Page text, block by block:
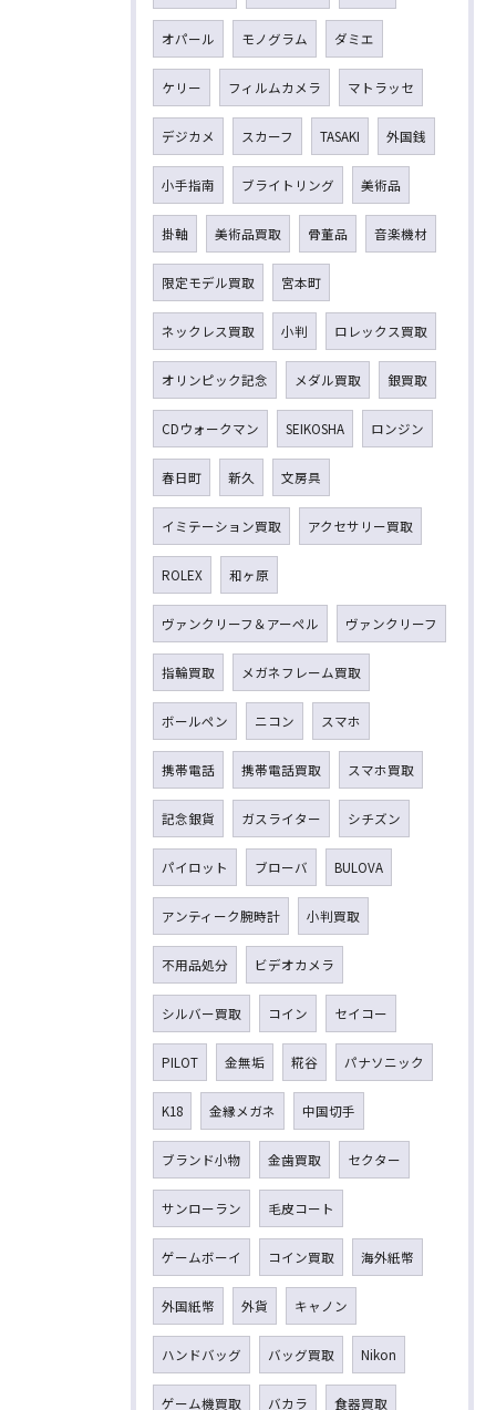
オパール モノグラム ダミエ
ケリー フィルムカメラ マトラッセ
デジカメ スカーフ TASAKI 外国銭
小手指南 ブライトリング 美術品
掛軸 美術品買取 骨董品 音楽機材
限定モデル買取 宮本町
ネックレス買取 小判 ロレックス買取
オリンピック記念 メダル買取 銀買取
CDウォークマン SEIKOSHA ロンジン
春日町 新久 文房具
イミテーション買取 アクセサリー買取
ROLEX 和ヶ原
ヴァンクリーフ＆アーペル ヴァンクリーフ
指輪買取 メガネフレーム買取
ボールペン ニコン スマホ
携帯電話 携帯電話買取 スマホ買取
記念銀貨 ガスライター シチズン
パイロット ブローバ BULOVA
アンティーク腕時計 小判買取
不用品処分 ビデオカメラ
シルバー買取 コイン セイコー
PILOT 金無垢 糀谷 パナソニック
K18 金縁メガネ 中国切手
ブランド小物 金歯買取 セクター
サンローラン 毛皮コート
ゲームボーイ コイン買取 海外紙幣
外国紙幣 外貨 キャノン
ハンドバッグ バッグ買取 Nikon
ゲーム機買取 バカラ 食器買取